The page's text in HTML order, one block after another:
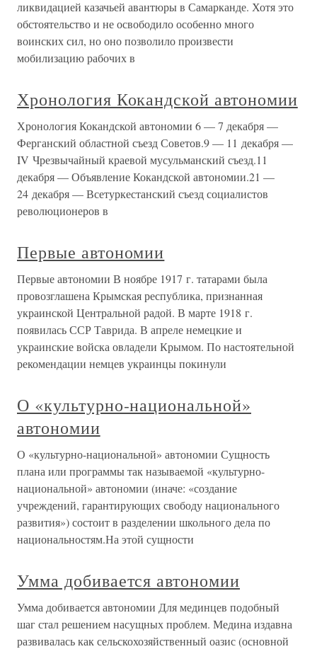
ликвидацией казачьей авантюры в Самарканде. Хотя это
обстоятельство и не освободило особенно много
воинских сил, но оно позволило произвести
мобилизацию рабочих в
Хронология Кокандской автономии
Хронология Кокандской автономии 6 — 7 декабря —
Ферганский областной съезд Советов.9 — 11 декабря —
IV Чрезвычайный краевой мусульманский съезд.11
декабря — Объявление Кокандской автономии.21 —
24 декабря — Всетуркестанский съезд социалистов
революционеров в
Первые автономии
Первые автономии В ноябре 1917 г. татарами была
провозглашена Крымская республика, признанная
украинской Центральной радой. В марте 1918 г.
появилась ССР Таврида. В апреле немецкие и
украинские войска овладели Крымом. По настоятельной
рекомендации немцев украинцы покинули
О «культурно-национальной»
автономии
О «культурно-национальной» автономии Сущность
плана или программы так называемой «культурно-
национальной» автономии (иначе: «создание
учреждений, гарантирующих свободу национального
развития») состоит в разделении школьного дела по
национальностям.На этой сущности
Умма добивается автономии
Умма добивается автономии Для мединцев подобный
шаг стал решением насущных проблем. Медина издавна
развивалась как сельскохозяйственный оазис (основной